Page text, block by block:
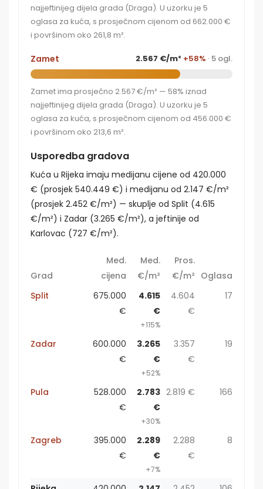
najjeftinijeg dijela grada (Draga). U uzorku je 5
oglasa za kuća, s prosječnom cijenom od 662.000 €
i površinom oko 261,8 m².
Zamet 2.567 €/m² +58% · 5 ogl.
Zamet ima prosječno 2.567 €/m² — 58% iznad
najjeftinijeg dijela grada (Draga). U uzorku je 5
oglasa za kuća, s prosječnom cijenom od 456.000 €
i površinom oko 213,6 m².
Usporedba gradova
Kuća u Rijeka imaju medijanu cijene od 420.000
€ (prosjek 540.449 €) i medijanu od 2.147 €/m²
(prosjek 2.452 €/m²) — skuplje od Split (4.615
€/m²) i Zadar (3.265 €/m²), a jeftinije od
Karlovac (727 €/m²).
Grad
Med.
cijena
Med.
€/m²
Pros.
€/m² Oglasa
Split
675.000
€
4.615
€
+115%
4.604
€
17
Zadar
600.000
€
3.265
€
+52%
3.357
€
19
Pula
528.000
€
2.783
€
+30%
2.819 € 166
Zagreb
395.000
€
2.289
€
+7%
2.288
€
8